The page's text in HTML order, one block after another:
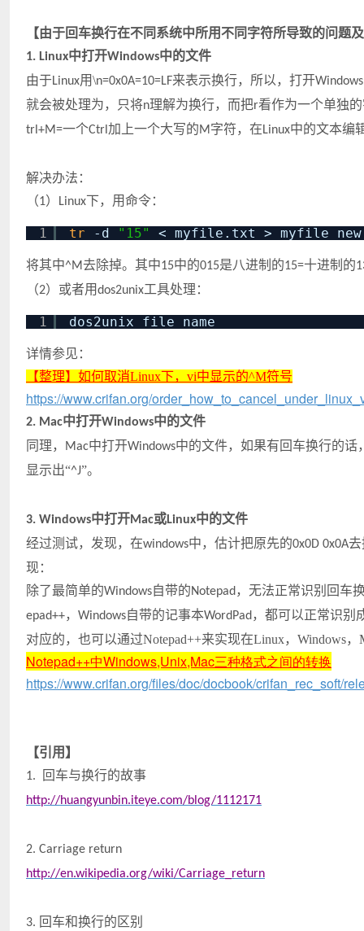
【由于回车换行在不同系统中所用不同字符所导致的问题
1. Linux中打开Windows中的文件
由于Linux用\n=0x0A=10=LF来表示换行，所以，打开Windows
就会被处理为，只将n理解为换行，而把r看作为一个单独
trl+M=一个Ctrl加上一个大写的M字符，在Linux中的文本编
解决办法：
（1） Linux下，用命令：
1 tr -d "15" < myfile.txt >
将其中^M去除掉。其中15中的015是八进制的15=十进制的
（2）或者用dos2unix工具处理：
1 dos2unix file_name
详情参见：
【整理】如何取消Linux下，vi中显示的^M符号
https://www.crifan.org/
2. Mac中打开Windows中的文件
同理， Mac中打开Windows中的文件，如果有回车换行的话
显示出“^J”。
3. Windows中打开Mac或Linux中的文件
经过测试，发现，在windows中，估计把原先的0x0D 0x0A去
现：
除了最简单的Windows自带的Notepad，无法正常识别回车
epad++， Windows自带的记事本WordPad，都可以正常识别
对应的，也可以通过Notepad++来实现在Linux，Windows
Notepad++中Windows,Unix,Mac三种格式之间的转换
https://www.crifan.org/files/doc/docbook/crifan_rec_soft/
【引用】
1. 回车与换行的故事
http://huangyunbin.iteye.com/blog/1112171
2. Carriage return
http://en.wikipedia.org/wiki/Carriage_return
3. 回车和换行的区别